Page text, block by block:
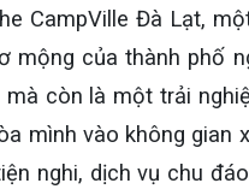
CampVille Đà Lạt,
mộng của thành phố
còn là một trải
mình vào không gian
nghi, dịch vụ chu